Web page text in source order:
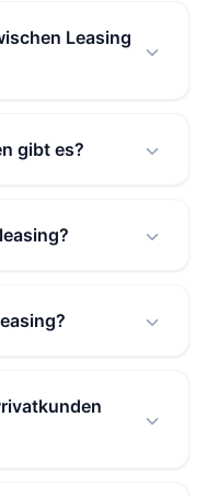
Leasing
gibt es?